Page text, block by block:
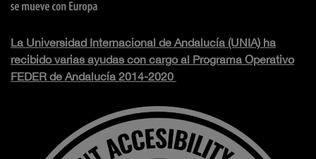
La Universidad Internacional de Andalucía (UNIA) ha
recibido varias ayudas con cargo al Programa Operativo
FEDER de Andalucía 2014-2020